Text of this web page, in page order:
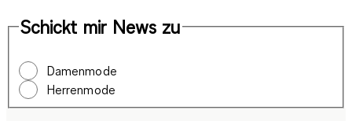
Schickt mir News zu
Damenmode
Herrenmode